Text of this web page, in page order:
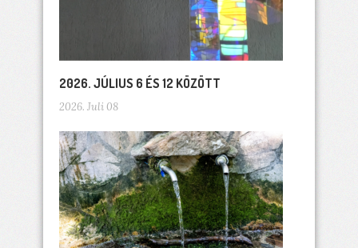
2026. JÚLIUS 6 ÉS 12 KÖZÖTT
2026. Juli 08